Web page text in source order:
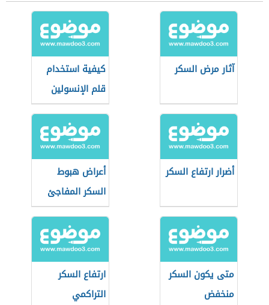
آثار مرض السكر
كيفية استخدام
قلم الإنسولين
أضرار ارتفاع السكر
أعراض هبوط
السكر المفاجئ
متى يكون السكر
منخفض
ارتفاع السكر
التراكمي